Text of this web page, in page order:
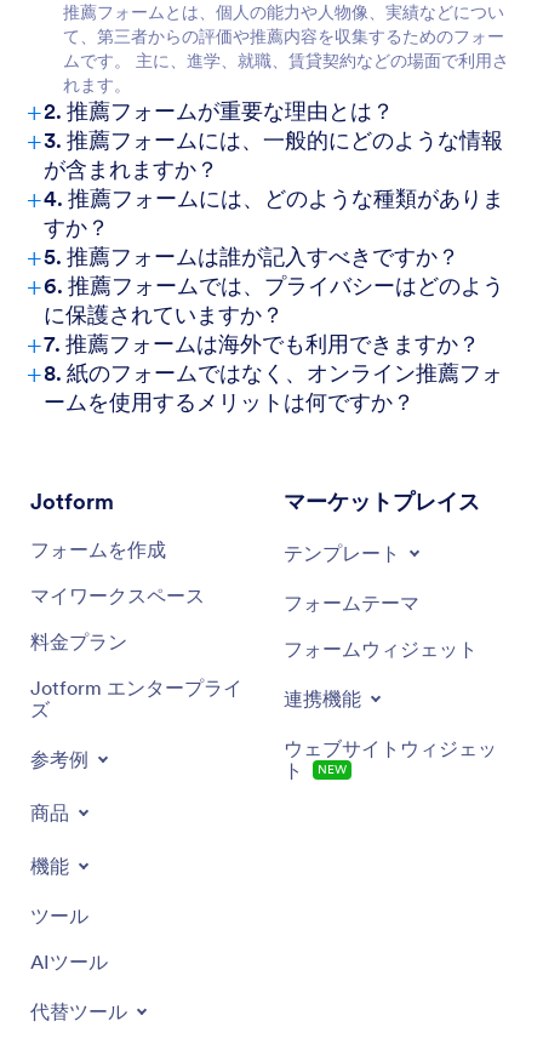
推薦フォームとは、個人の能力や人物像、実績などについ
て、第三者からの評価や推薦内容を収集するためのフォー
ムです。 主に、進学、就職、賃貸契約などの場面で利用さ
れます。
+2. 推薦フォームが重要な理由とは？
+3. 推薦フォームには、一般的にどのような情報
が含まれますか？
+4. 推薦フォームには、どのような種類がありま
すか？
+5. 推薦フォームは誰が記入すべきですか？
+6. 推薦フォームでは、プライバシーはどのよう
に保護されていますか？
+7. 推薦フォームは海外でも利用できますか？
+8. 紙のフォームではなく、オンライン推薦フォ
ームを使用するメリットは何ですか？
Jotform
フォームを作成
マイワークスペース
料金プラン
Jotform エンタープライ
ズ
参考例
商品
機能
ツール
AIツール
代替ツール
マーケットプレイス
テンプレート
フォームテーマ
フォームウィジェット
連携機能
ウェブサイトウィジェッ
ト
NEW